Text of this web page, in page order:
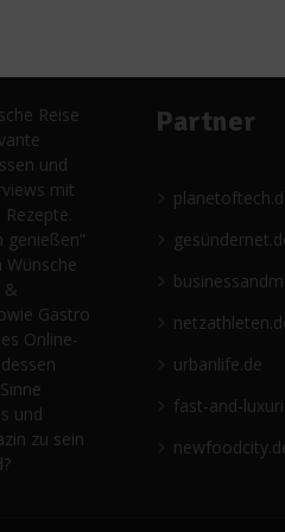
Reise
und
mit
Wünsche
&
Gastro
Online-
und
zu sein
Partner
urbanlife.de
fast-and-